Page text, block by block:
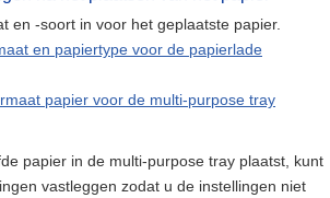
en -soort in voor het geplaatste papier.
en papiertype voor de papierlade
papier voor de multi-purpose tray
papier in de multi-purpose tray plaatst, kunt
vastleggen zodat u de instellingen niet